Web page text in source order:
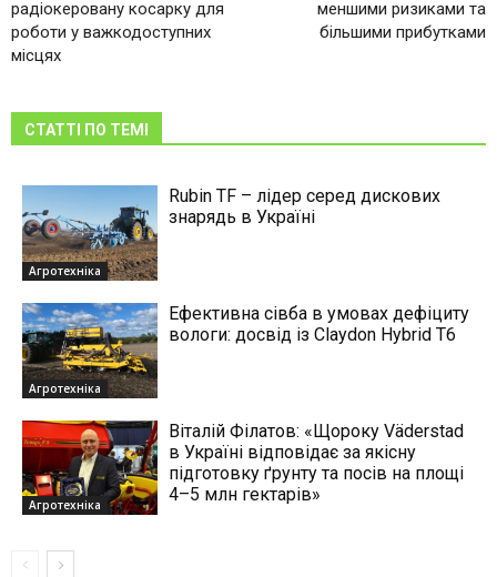
радіокеровану косарку для
роботи у важкодоступних
місцях
меншими ризиками та
більшими прибутками
СТАТТІ ПО ТЕМІ
Агротехніка
Rubin TF – лідер серед дискових
знарядь в Україні
Агротехніка
Ефективна сівба в умовах дефіциту
вологи: досвід із Claydon Hybrid Т6
Агротехніка
Віталій Філатов: «Щороку Väderstad
в Україні відповідає за якісну
підготовку ґрунту та посів на площі
4–5 млн гектарів»